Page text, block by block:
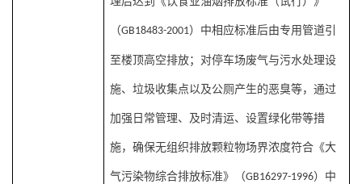
（GB18483-2001）中相应标准后由专用管道引
至楼顶高空排放；对停车场废气与污水处理设
施、垃圾收集点以及公厕产生的恶臭等，通过
加强日常管理、及时清运、设置绿化带等措
施，确保无组织排放颗粒物场界浓度符合《大
气污染物综合排放标准》（GB16297-1996）中